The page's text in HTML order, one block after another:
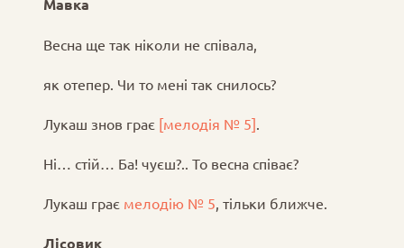
Весна ще так ніколи не співала,
як отепер. Чи то мені так снилось?
Лукаш знов грає [мелодія № 5]
Ні… стій… Ба! чуєш?.. То весна співає?
Лукаш грає мелодію № 5 , тільки ближче.
Лісовик